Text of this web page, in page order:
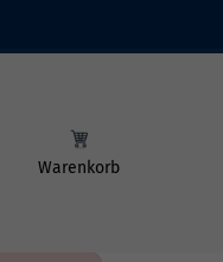
Warenkorb